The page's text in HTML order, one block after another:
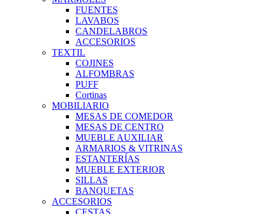
FUENTES
LAVABOS
CANDELABROS
ACCESORIOS
TEXTIL
COJINES
ALFOMBRAS
PUFF
Cortinas
MOBILIARIO
MESAS DE COMEDOR
MESAS DE CENTRO
MUEBLE AUXILIAR
ARMARIOS & VITRINAS
ESTANTERÍAS
MUEBLE EXTERIOR
SILLAS
BANQUETAS
ACCESORIOS
CESTAS